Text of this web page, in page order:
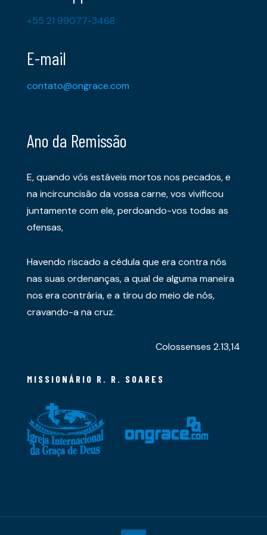
+55 21 99077-3468
E-mail
contato@ongrace.com
Ano da Remissão
E, quando vós estáveis mortos nos pecados, e
na incircuncisão da vossa carne, vos vivificou
juntamente com ele, perdoando-vos todas as
ofensas,
Havendo riscado a cédula que era contra nós
nas suas ordenanças, a qual de alguma maneira
nos era contrária, e a tirou do meio de nós,
cravando-a na cruz.
Colossenses 2.13,14
MISSIONÁRIO R. R. SOARES